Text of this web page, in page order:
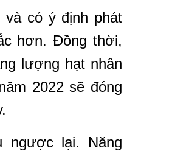
và có ý định phát
hơn. Đồng thời,
lượng hạt nhân
2022 sẽ đóng
ngược lại. Năng